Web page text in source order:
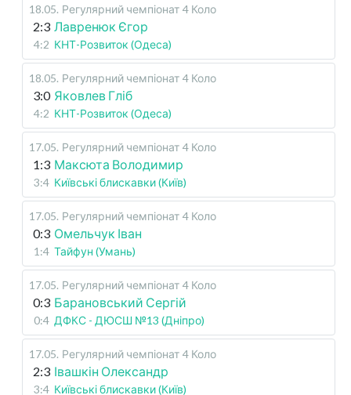
18.05. Регулярний чемпіонат 4 Коло
2:3 Лавренюк Єгор
4:2 КНТ-Розвиток (Одеса)
18.05. Регулярний чемпіонат 4 Коло
3:0 Яковлев Гліб
4:2 КНТ-Розвиток (Одеса)
17.05. Регулярний чемпіонат 4 Коло
1:3 Максюта Володимир
3:4 Київські блискавки (Київ)
17.05. Регулярний чемпіонат 4 Коло
0:3 Омельчук Іван
1:4 Тайфун (Умань)
17.05. Регулярний чемпіонат 4 Коло
0:3 Барановський Сергій
0:4 ДФКС - ДЮСШ №13 (Дніпро)
17.05. Регулярний чемпіонат 4 Коло
2:3 Івашкін Олександр
3:4 Київські блискавки (Київ)